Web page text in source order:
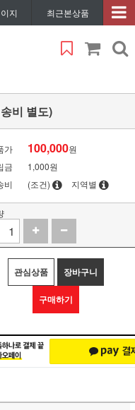
지 최근본상품
비 별도)
가 100,000원
금
1,000원
비
(조건) 지역별
관심상품 장바구니
구매하기